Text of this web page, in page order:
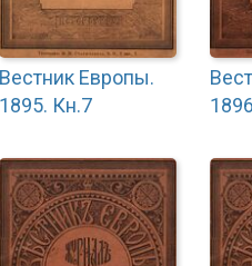
Вестник Европы.
1895. Кн.7